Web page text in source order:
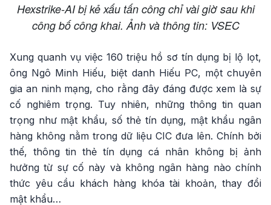
Hexstrike-AI bị kẻ xấu tấn công chỉ vài giờ sau khi
công bố công khai. Ảnh và thông tin: VSEC
Xung quanh vụ việc 160 triệu hồ sơ tín dụng bị lộ lọt,
ông Ngô Minh Hiếu, biệt danh Hiếu PC, một chuyên
gia an ninh mạng, cho rằng đây đáng được xem là sự
cố nghiêm trọng. Tuy nhiên, những thông tin quan
trọng như mật khẩu, số thẻ tín dụng, mật khẩu ngân
hàng không nằm trong dữ liệu CIC đưa lên. Chính bởi
thế, thông tin thẻ tín dụng cá nhân không bị ảnh
hưởng từ sự cố này và không ngân hàng nào chính
thức yêu cầu khách hàng khóa tài khoản, thay đổi
mật khẩu…